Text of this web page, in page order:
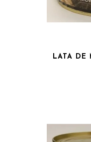
LATA DE